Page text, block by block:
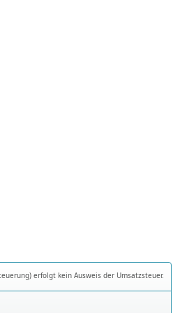
erfolgt kein Ausweis der Umsatzsteuer.